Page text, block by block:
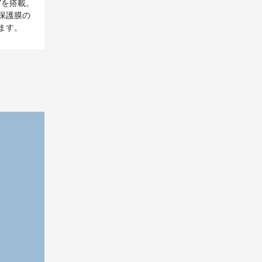
搭載。
護膜の
す。